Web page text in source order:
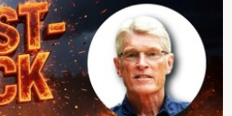
unterstützt und somit
spenden
findet ihr viele
(via Paypal, Bank etc.).
donate/?hosted_button_...